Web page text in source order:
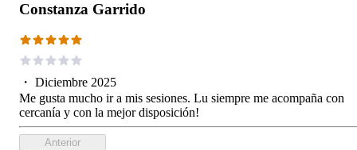
Constanza Garrido
・ Diciembre 2025
Me gusta mucho ir a mis sesiones. Lu siempre me acompaña con
cercanía y con la mejor disposición!
Anterior